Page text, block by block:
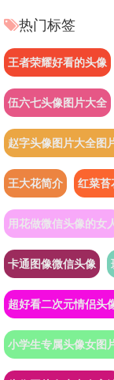
热门标签
王者荣耀好看的头像
伍六七头像图片大全
赵字头像图片大全图
王大花简介 红菜苔
用花做微信头像的女
卡通图像微信头像
超好看二次元情侣头
小学生专属头像女图